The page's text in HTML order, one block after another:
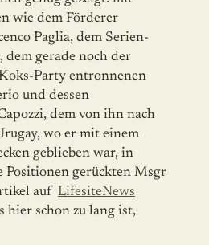
wie dem Förderer
Paglia, dem Serien-
gerade noch der
Party entronnenen
und dessen
dem von ihn nach
wo er mit einem
geblieben war, in
gerückten Msgr
auf LifesiteNews
hier schon zu lang ist,